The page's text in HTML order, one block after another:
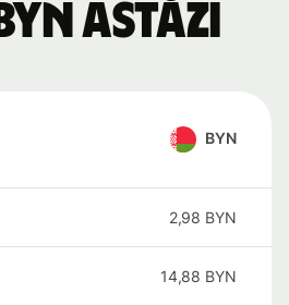
astăzi
BYN
2,98 BYN
14,88 BYN